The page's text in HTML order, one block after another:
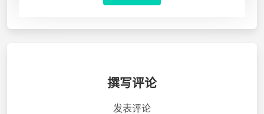
撰写评论
发表评论